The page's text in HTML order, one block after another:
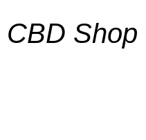
CBD Shop